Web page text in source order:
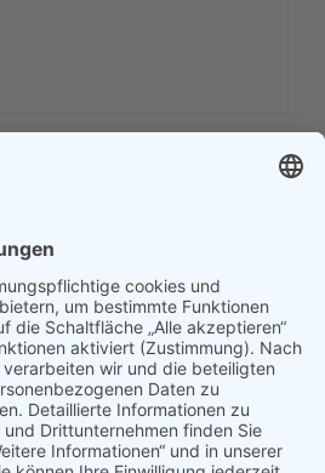
(Im Einklang mit den
Wasser, Luft…)